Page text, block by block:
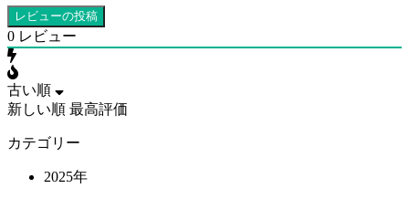
0 レビュー
古い順
新しい順 最高評価
カテゴリー
2025年